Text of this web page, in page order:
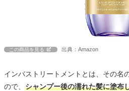
この商品を見る 出典：Amazon
インバストリートメントとは、その名
ので、 シャンプー後の濡れた髪に塗布